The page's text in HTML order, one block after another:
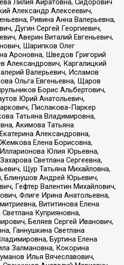
Александр Алексеевич,
Ривина Анна Валерьевна,
Дугин Сергей Георгиевич,
Аверин Виталий Евгеньевич,
Шарипков Олег
Ароновна, Шведов Григорий
Александрович, Каргалицкий
Валерьевич, Исламов
Ольга Евгеньевна, Щаров
Борис Альбертович,
Юрий Анатольевич,
Пислакова-Паркер
Татьяна Владимировна,
Акимова Татьяна
Александровна,
Елена Борисовна,
Юлия Юрьевна,
Светлана Сергеевна,
Щур Татьяна Михайловна,
Блинушов Андрей Юрьевич,
Гефтер Валентин Михайлович,
Флиге Ирина Анатольевна,
Вититинова Елена
Куприяновна,
Беляев Сергей Иванович,
Ганнушкина Светлана
Буртина Елена
Залмановна, Кокорина
Илья Вячеславович,